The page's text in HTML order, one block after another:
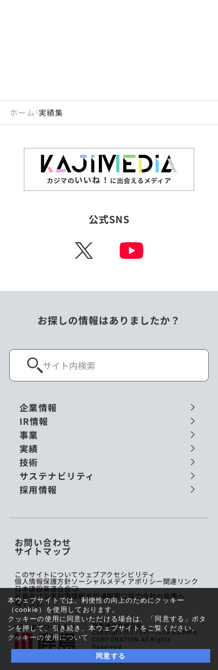
本ウェブサイトでは、利便性の向上のためにクッキー
（cookie）を使用しております。
クッキーの使用に同意いただける場合は、「同意する」ボタ
ンを押して、引き続き、本ウェブサイトをご覧ください。
クッキーの使用について
同意する
ホーム 実績集
カジマのいいね！ に出会えるメディア
公式SNS
X
お探しの情報はありましたか？
企業情報
IR情報
事業
実績
技術
サステナビリティ
採用情報
お問い合わせ
サイトマップ
このサイトについてウェブアクセシビリティ
個人情報保護方針ソーシャルメディアポリシー関連リンク
日本建設業連合会
社員向け災害対策情報外部通報窓口 協力会社の皆様へ
電子公告
鹿島建設株式会社
Copyright (C) 1995–2026 KAJIMA
CORPORATION All Rights
Reserved.